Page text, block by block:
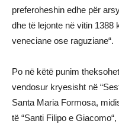
preferoheshin edhe për
dhe të lejonte në vitin 1388
veneciane ose raguziane“.
Po në këtë punim
vendosur kryesisht në
Santa Maria Formosa,
të “Santi Filipo e